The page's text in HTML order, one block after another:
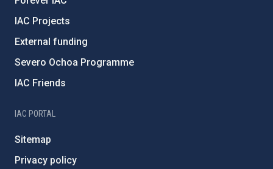
IAC Projects
External funding
Severo Ochoa Programme
IAC Friends
IAC PORTAL
Sitemap
Privacy policy